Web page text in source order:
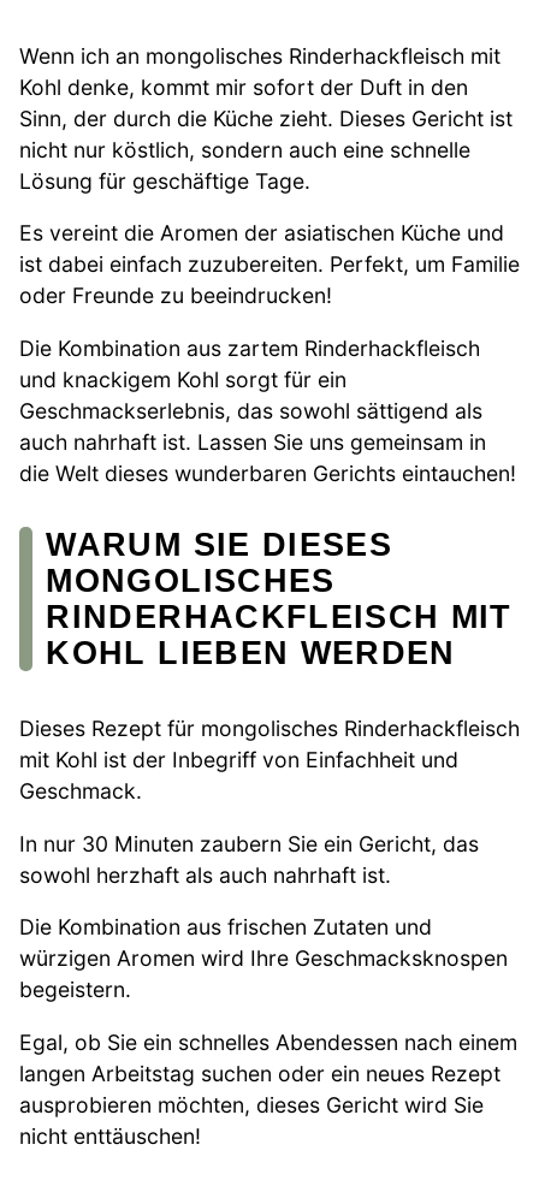
Wenn ich an mongolisches Rinderhackfleisch mit
Kohl denke, kommt mir sofort der Duft in den
Sinn, der durch die Küche zieht. Dieses Gericht ist
nicht nur köstlich, sondern auch eine schnelle
Lösung für geschäftige Tage.
Es vereint die Aromen der asiatischen Küche und
ist dabei einfach zuzubereiten. Perfekt, um Familie
oder Freunde zu beeindrucken!
Die Kombination aus zartem Rinderhackfleisch
und knackigem Kohl sorgt für ein
Geschmackserlebnis, das sowohl sättigend als
auch nahrhaft ist. Lassen Sie uns gemeinsam in
die Welt dieses wunderbaren Gerichts eintauchen!
WARUM SIE DIESES
MONGOLISCHES
RINDERHACKFLEISCH MIT
KOHL LIEBEN WERDEN
Dieses Rezept für mongolisches Rinderhackfleisch
mit Kohl ist der Inbegriff von Einfachheit und
Geschmack.
In nur 30 Minuten zaubern Sie ein Gericht, das
sowohl herzhaft als auch nahrhaft ist.
Die Kombination aus frischen Zutaten und
würzigen Aromen wird Ihre Geschmacksknospen
begeistern.
Egal, ob Sie ein schnelles Abendessen nach einem
langen Arbeitstag suchen oder ein neues Rezept
ausprobieren möchten, dieses Gericht wird Sie
nicht enttäuschen!